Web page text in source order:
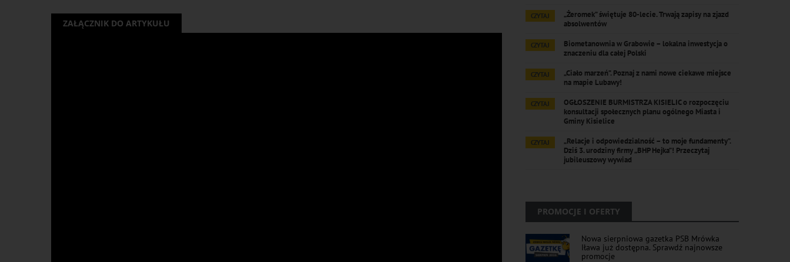
ZAŁĄCZNIK DO ARTYKUŁU
CZYTAJ
„Żeromek” świętuje 80-lecie. Trwają zapisy na zjazd
absolwentów
CZYTAJ
Biometanownia w Grabowie – lokalna inwestycja o
znaczeniu dla całej Polski
CZYTAJ
„Ciało marzeń”. Poznaj z nami nowe ciekawe miejsce
na mapie Lubawy!
CZYTAJ
OGŁOSZENIE BURMISTRZA KISIELIC o rozpoczęciu
konsultacji społecznych planu ogólnego Miasta i
Gminy Kisielice
CZYTAJ
„Relacje i odpowiedzialność – to moje fundamenty”.
Dziś 3. urodziny firmy „BHP Hejka”! Przeczytaj
jubileuszowy wywiad
PROMOCJE I OFERTY
Nowa sierpniowa gazetka PSB Mrówka
Iława już dostępna. Sprawdź najnowsze
promocje